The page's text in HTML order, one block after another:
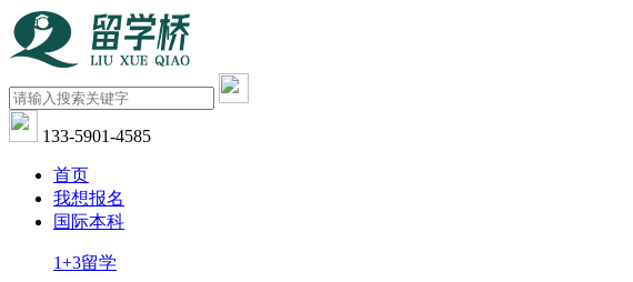
133-5901-4585
首页
我想报名
国际本科
1+3留学